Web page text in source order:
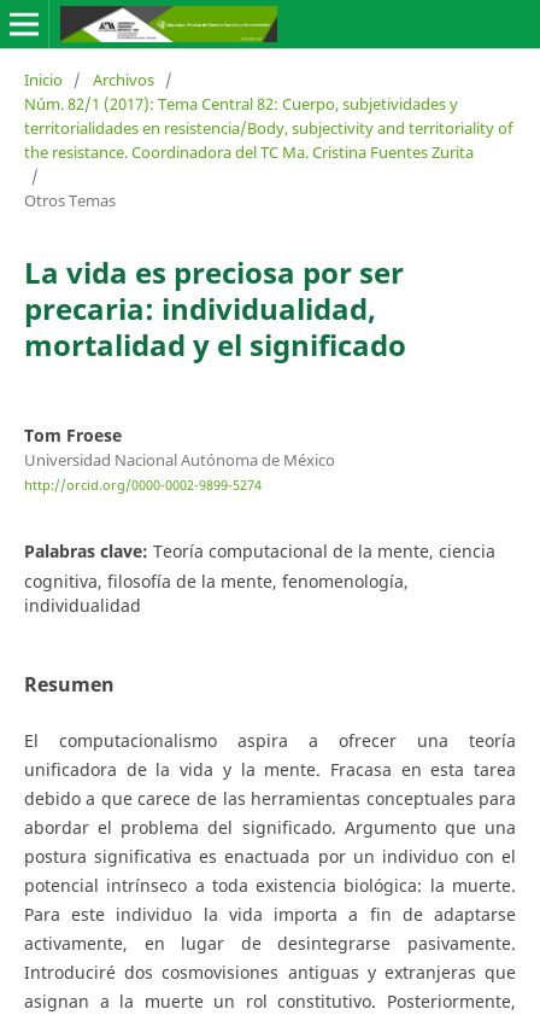
Inicio / Archivos /
Núm. 82/1 (2017): Tema Central 82: Cuerpo, subjetividades y
territorialidades en resistencia/Body, subjectivity and territoriality of
the resistance. Coordinadora del TC Ma. Cristina Fuentes Zurita
/
Otros Temas
La vida es preciosa por ser
precaria: individualidad,
mortalidad y el significado
Tom Froese
Universidad Nacional Autónoma de México
http://orcid.org/0000-0002-9899-5274
Palabras clave: Teoría computacional de la mente, ciencia
cognitiva, filosofía de la mente, fenomenología,
individualidad
Resumen
El computacionalismo aspira a ofrecer una teoría
unificadora de la vida y la mente. Fracasa en esta tarea
debido a que carece de las herramientas conceptuales para
abordar el problema del significado. Argumento que una
postura significativa es enactuada por un individuo con el
potencial intrínseco a toda existencia biológica: la muerte.
Para este individuo la vida importa a fin de adaptarse
activamente, en lugar de desintegrarse pasivamente.
Introduciré dos cosmovisiones antiguas y extranjeras que
asignan a la muerte un rol constitutivo. Posteriormente,